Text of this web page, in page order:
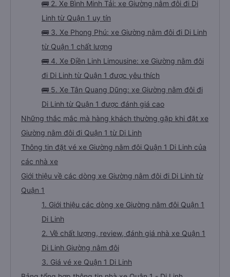
🚌 2. Xe Bình Minh Tải: xe Giường nằm đôi đi Di
Linh từ Quận 1 uy tín
🚌 3. Xe Phong Phú: xe Giường nằm đôi đi Di Linh
từ Quận 1 chất lượng
🚌 4. Xe Điền Linh Limousine: xe Giường nằm đôi
đi Di Linh từ Quận 1 được yêu thích
🚌 5. Xe Tân Quang Dũng: xe Giường nằm đôi đi
Di Linh từ Quận 1 được đánh giá cao
Những thắc mắc mà hàng khách thường gặp khi đặt xe
Giường nằm đôi đi Quận 1 từ Di Linh
Thông tin đặt vé xe Giường nằm đôi Quận 1 Di Linh của
các nhà xe
Giới thiệu về các dòng xe Giường nằm đôi đi Di Linh từ
Quận 1
1. Giới thiệu các dòng xe Giường nằm đôi Quận 1
Di Linh
2. Về chất lượng, review, đánh giá nhà xe Quận 1
Di Linh Giường nằm đôi
3. Giá vé xe Quận 1 Di Linh